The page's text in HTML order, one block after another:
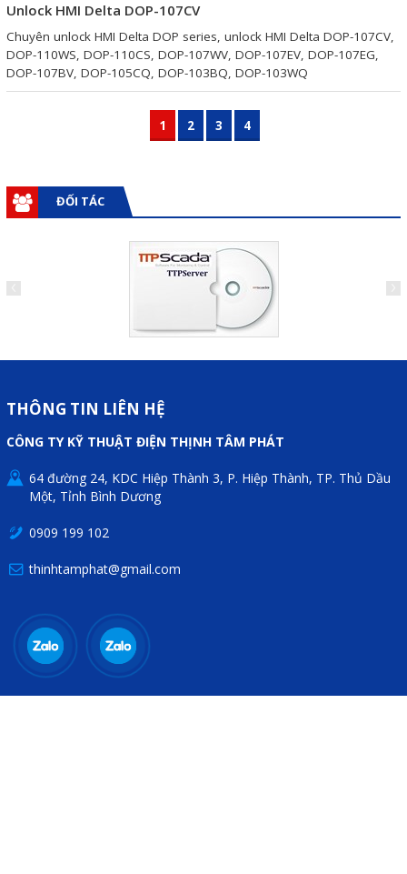
Unlock HMI Delta DOP-107CV
Chuyên unlock HMI Delta DOP series, unlock HMI Delta DOP-107CV,
DOP-110WS, DOP-110CS, DOP-107WV, DOP-107EV, DOP-107EG,
DOP-107BV, DOP-105CQ, DOP-103BQ, DOP-103WQ
1 2 3 4
ĐỐI TÁC
THÔNG TIN LIÊN HỆ
CÔNG TY KỸ THUẬT ĐIỆN THỊNH TÂM PHÁT
64 đường 24, KDC Hiệp Thành 3, P. Hiệp Thành, TP. Thủ Dầu
Một, Tỉnh Bình Dương
0909 199 102
thinhtamphat@gmail.com